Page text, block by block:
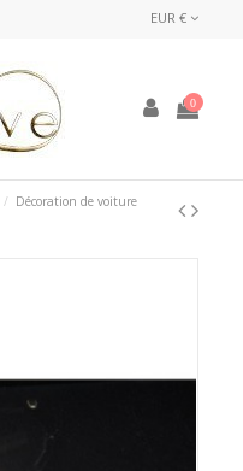
EUR €
0
Décoration de voiture